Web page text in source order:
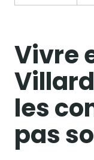
Vivre
les
pas